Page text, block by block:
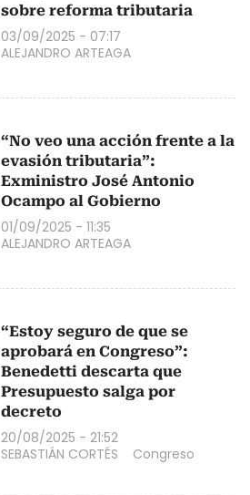
sobre reforma tributaria
03/09/2025 - 07:17
ALEJANDRO ARTEAGA
“No veo una acción frente a la
evasión tributaria”:
Exministro José Antonio
Ocampo al Gobierno
01/09/2025 - 11:35
ALEJANDRO ARTEAGA
“Estoy seguro de que se
aprobará en Congreso”:
Benedetti descarta que
Presupuesto salga por
decreto
20/08/2025 - 21:52
SEBASTIÁN CORTÉS
Congreso